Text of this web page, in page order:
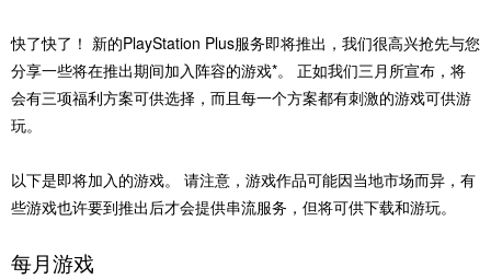
快了快了！ 新的PlayStation Plus服务即将推出，我们很高兴抢先与您
分享一些将在推出期间加入阵容的游戏*。 正如我们三月所宣布，将
会有三项福利方案可供选择，而且每一个方案都有刺激的游戏可供游
玩。
以下是即将加入的游戏。 请注意，游戏作品可能因当地市场而异，有
些游戏也许要到推出后才会提供串流服务，但将可供下载和游玩。
每月游戏